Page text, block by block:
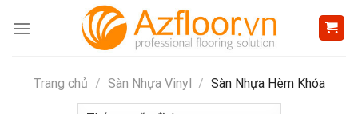
Trang chủ / Sàn Nhựa Vinyl / Sàn Nhựa Hèm Khóa